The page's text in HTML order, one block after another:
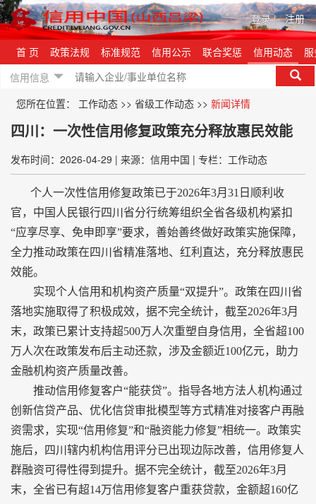
登录| 注册
首 页 政策法规 标准规范 信用公示 联合奖惩 信用动态
信用信息
您所在位置： 工作动态 >> 省级工作动态 >> 新闻详情
四川：一次性信用修复政策充分释放惠民效能
发布时间：2026-04-29 | 来源：信用中国 | 专栏：工作动态
个人一次性信用修复政策已于2026年3月31日顺利收
官，中国人民银行四川省分行统筹组织全省各级机构紧扣
“应享尽享、免申即享”要求，善始善终做好政策实施保障，
全力推动政策在四川省精准落地、红利直达，充分释放惠民
效能。
实现个人信用和机构资产质量“双提升”。政策在四川省
落地实施取得了积极成效，据不完全统计，截至2026年3月
末，政策已累计支持超500万人次重塑自身信用，全省超100
万人次在政策发布后主动还款，涉及金额近100亿元，助力
金融机构资产质量改善。
推动信用修复客户“能获贷”。指导各地方法人机构通过
创新信贷产品、优化信贷审批模型等方式精准对接客户再融
资需求，实现“信用修复”和“融资能力修复”相统一。政策实
施后，四川辖内机构信用评分已出现边际改善，信用修复人
群融资可得性得到提升。据不完全统计，截至2026年3月
末，全省已有超14万信用修复客户重获贷款，金额超160亿